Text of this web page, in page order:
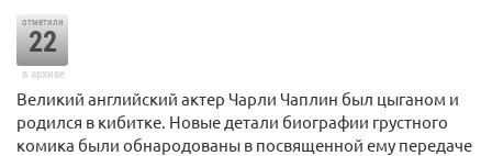
отметили
22
в архиве
Великий английский актер Чарли Чаплин был цыганом и
родился в кибитке. Новые детали биографии грустного
комика были обнародованы в посвященной ему передаче